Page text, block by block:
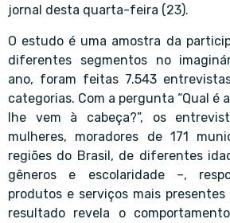
jornal desta quarta-feira (23).
O estudo é uma amostra da
diferentes segmentos no
ano, foram feitas 7.543
categorias. Com a pergunta “Qual é
lhe vem à cabeça?”, os
mulheres, moradores de 171
regiões do Brasil, de diferentes
gêneros e escolaridade –,
produtos e serviços mais
resultado revela o